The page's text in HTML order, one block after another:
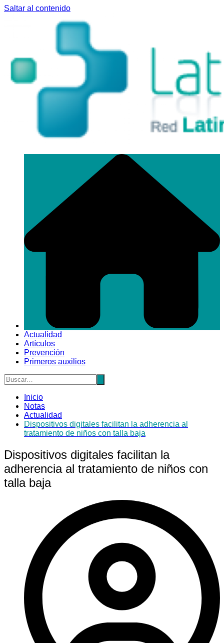
Saltar al contenido
Actualidad
Artículos
Prevención
Primeros auxilios
Inicio
Notas
Actualidad
Dispositivos digitales facilitan la adherencia al
tratamiento de niños con talla baja
Dispositivos digitales facilitan la
adherencia al tratamiento de niños con
talla baja